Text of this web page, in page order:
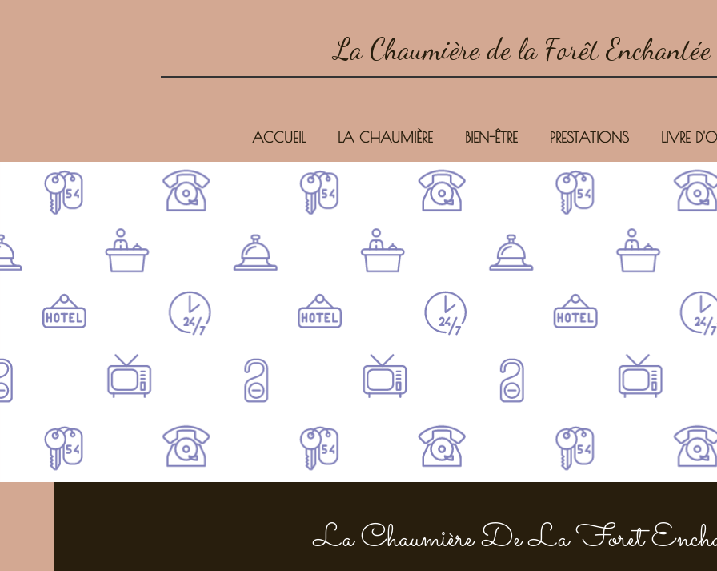
La Chaumière de la Forêt Enchantée
ACCUEIL LA CHAUMIÈRE BIEN-ÊTRE PRESTATIONS LIVRE
La Chaumière De La Foret